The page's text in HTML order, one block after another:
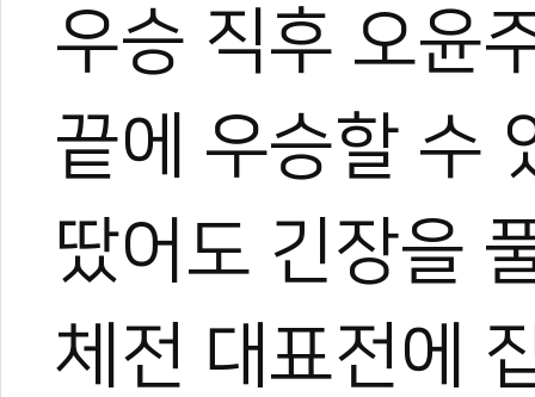
우승 직후 오윤
끝에 우승할 수
땄어도 긴장을
체전 대표전에